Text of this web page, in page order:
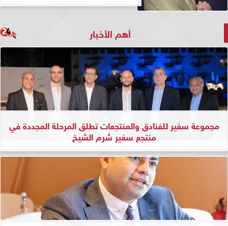
أهم الأخبار
مجموعة سفير للفنادق والمنتجعات تطلق المرحلة المجددة في
منتجع سفير شرم الشيخ